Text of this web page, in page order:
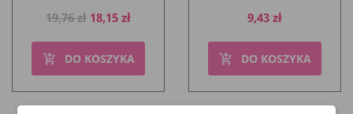
Cena
19,76 zł Cena
18,15 zł
add_shopping_cart DO KOSZYKA
Cena
9,43 zł
add_shopping_cart DO KOSZYKA